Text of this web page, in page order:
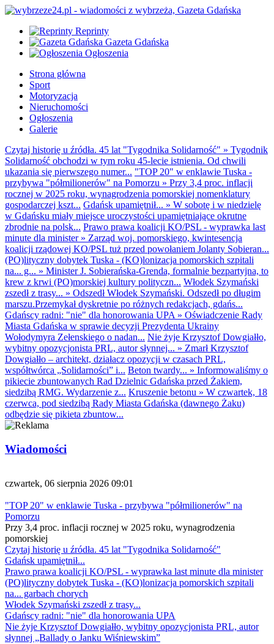
Reprinty
Gazeta Gdańska
Ogłoszenia
Strona główna
Sport
Motoryzacja
Nieruchomości
Ogłoszenia
Galerie
Czytaj historię u źródła. 45 lat "Tygodnika Solidarność" » Tygodnik
Solidarność obchodzi w tym roku 45-lecie istnienia. Od chwili
ukazania się pierwszego numer... "TOP 20" w enklawie Tuska -
przybywa "półmilionerów" na Pomorzu » Przy 3,4 proc. inflacji
rocznej w 2025 roku, wynagrodzenia pomorskiej nomenklatury
gospodarczej kszt... Gdańsk upamiętnił... » W sobotę i w niedzielę
w Gdańsku miały miejsce uroczystości upamiętniające okrutne
zbrodnie na polsk... Prawo prawa koalicji KO/PSL - wyprawka last
minute dla minister» Zarząd woj. pomorskiego, kwintesencja
koalicji rządowej KO/PSL tuż przed powołaniem Jolanty Sobieran...
(PO)lityczny dobytek Tuska - (KO)lonizacja pomorskich szpitali
na... g... » Minister J. Sobierańska-Grenda, formalnie bezpartyjna, to
krew z krwi (PO)morskiej kultury polityczn... Włodek Szymański
zszedł z trasy... » Odszedł Włodek Szymański. Odszedł po długim
marszu.Przemykał dyskretnie po różnych redakcjach, gdańs...
Gdańscy radni: "nie" dla honorowania UPA » Oświadczenie Rady
Miasta Gdańska w sprawie decyzji Prezydenta Ukrainy
Wołodymyra Zełenskiego o nadan... Nie żyje Krzysztof Dowgiałło,
wybitny opozycjonista PRL, autor słynnej... » Zmarł Krzysztof
Dowgiałło – architekt, działacz opozycji w czasach PRL,
współtwórca „Solidarności” i... Beton twardy... » Informowaliśmy o
pikiecie zbuntowanych Rad Dzielnic Gdańska przed Żakiem,
siedzibą RMG. Wydarzenie z... Kruszenie betonu » W czwartek, 18
czerwca, pod siedzibą Rady Miasta Gdańska (dawnego Żaku)
odbędzie się pikieta zbuntow...
Wiadomości
czwartek, 06 sierpnia 2026 09:01
"TOP 20" w enklawie Tuska - przybywa "półmilionerów" na
Pomorzu
Przy 3,4 proc. inflacji rocznej w 2025 roku, wynagrodzenia
pomorskiej
Czytaj historię u źródła. 45 lat "Tygodnika Solidarność"
Gdańsk upamiętnił...
Prawo prawa koalicji KO/PSL - wyprawka last minute dla minister
(PO)lityczny dobytek Tuska - (KO)lonizacja pomorskich szpitali
na... garbach chorych
Włodek Szymański zszedł z trasy...
Gdańscy radni: "nie" dla honorowania UPA
Nie żyje Krzysztof Dowgiałło, wybitny opozycjonista PRL, autor
słynnej „Ballady o Janku Wiśniewskim”